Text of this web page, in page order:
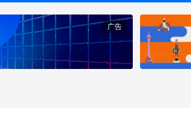
广告